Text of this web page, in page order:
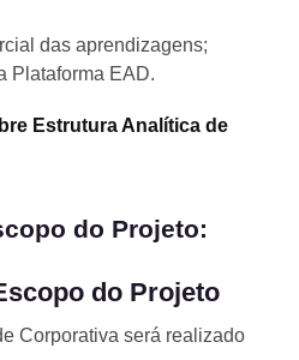
das aprendizagens;
Plataforma EAD.
Estrutura Analítica de
do Projeto:
do Projeto
Corporativa será realizado